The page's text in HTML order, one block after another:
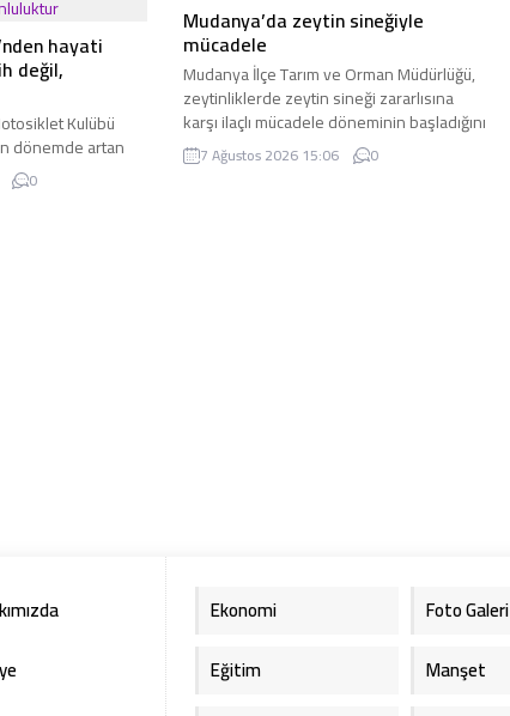
hayati
değil,
Kulübü
dönemde artan
çekerek hem
sürücülerine
0
Mudanya’da zeytin sineğiyle
mücadele
Mudanya İlçe Tarım ve Orman Müdürlüğü,
zeytinliklerde zeytin sineği zararlısına
karşı ilaçlı mücadele döneminin başladığını
duyurdu. Üreticilerin rüzgarsız havalarda,
Bakanlık onaylı ruhsatlı ürünlerle ilaçlama
7 Ağustos 2026 15:06 0
Ekonomi Foto Galeri
Eğitim
Manşet